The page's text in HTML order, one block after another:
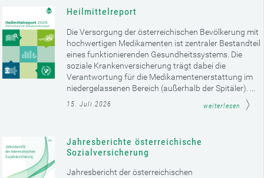
Heilmittelreport
Die Versorgung der österreichischen Bevölkerung mit
hochwertigen Medikamenten ist zentraler Bestandteil
eines funktionierenden Gesundheitssystems. Die
soziale Krankenversicherung trägt dabei die
Verantwortung für die Medikamentenerstattung im
niedergelassenen Bereich (außerhalb der Spitäler). ...
15. Juli 2026 weiterlesen
Jahresberichte österreichische
Sozialversicherung
Jahresbericht der österreichischen